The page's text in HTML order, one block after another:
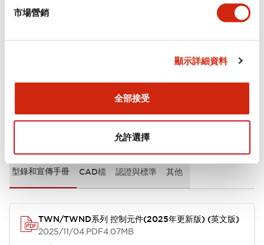
市場營銷
顯示詳細資料
全部接受
允許選擇
型錄和宣傳手冊 CAD檔 認證與標準 其他
TWN/TWND系列 控制元件(2025年更新版) (英文版)
2025/11/04.PDF4.07MB